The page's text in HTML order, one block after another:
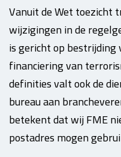
Vanuit de Wet toezicht
wijzigingen in de
is gericht op
financiering van
definities valt ook de
bureau aan
betekent dat wij FME
postadres mogen